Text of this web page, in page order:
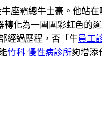
座霸總牛土豪。他站
轉化為一團團彩虹色的
經過歷程，否「牛員工
竹科 慢性病診所夠增添